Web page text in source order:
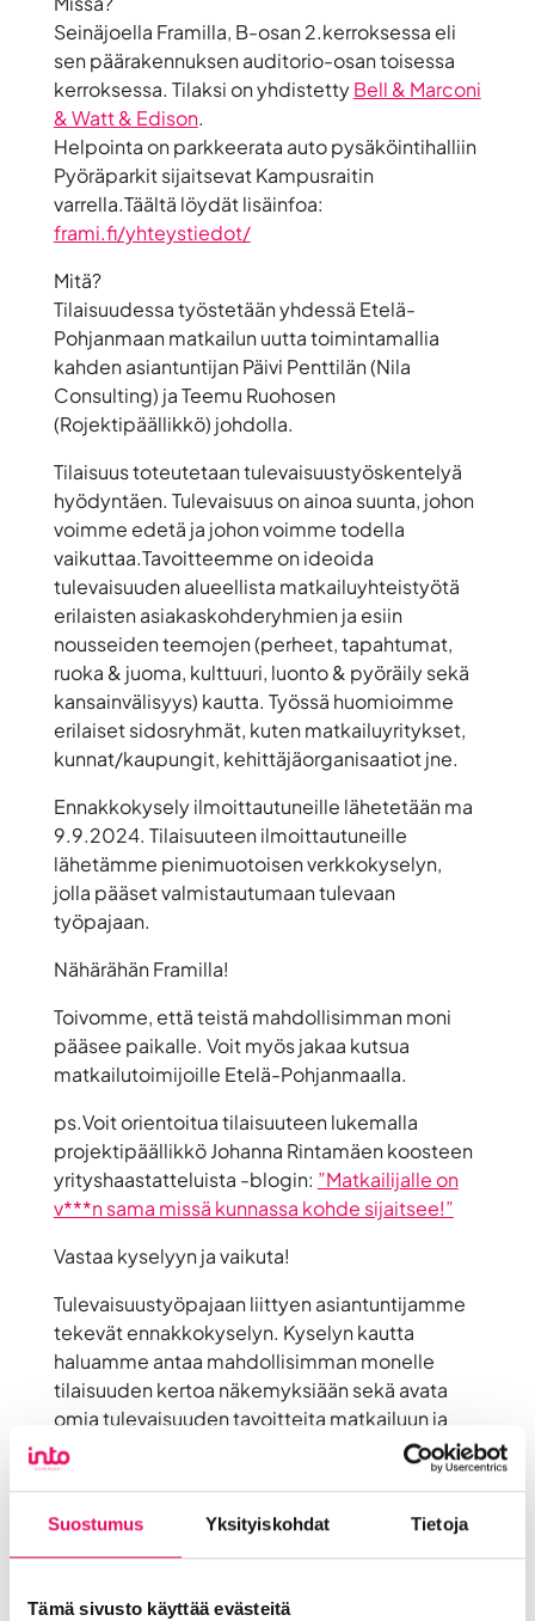
Suostumus Yksityiskohdat Tietoja
Tämä sivusto käyttää evästeitä
Seinäjoella Framilla, B-osan 2.kerroksessa eli
sen päärakennuksen auditorio-osan toisessa
kerroksessa. Tilaksi on yhdistettyBell & Marconi
& Watt & Edison.
Helpointa on parkkeerata auto pysäköintihalliin
Pyöräparkit sijaitsevat Kampusraitin
varrella.Täältä löydät lisäinfoa:
frami.fi/yhteystiedot/
Mitä?
Tilaisuudessa työstetään yhdessä Etelä-
Pohjanmaan matkailun uutta toimintamallia
kahden asiantuntijanPäivi Penttilän (Nila
Consulting) jaTeemu Ruohosen
(Rojektipäällikkö) johdolla.
Tilaisuus toteutetaantulevaisuustyöskentelyä
hyödyntäen. Tulevaisuus on ainoa suunta, johon
voimme edetä ja johon voimme todella
vaikuttaa.Tavoitteemme on ideoida
tulevaisuuden alueellista matkailuyhteistyötä
erilaisten asiakaskohderyhmien ja esiin
nousseiden teemojen (perheet, tapahtumat,
ruoka & juoma, kulttuuri, luonto & pyöräily sekä
kansainvälisyys) kautta. Työssä huomioimme
erilaiset sidosryhmät, kuten matkailuyritykset,
kunnat/kaupungit, kehittäjäorganisaatiot jne.
Ennakkokysely ilmoittautuneille lähetetään ma
9.9.2024. Tilaisuuteen ilmoittautuneille
lähetämme pienimuotoisen verkkokyselyn,
jolla pääset valmistautumaan tulevaan
työpajaan.
Nähärähän Framilla!
Toivomme, että teistä mahdollisimman moni
pääsee paikalle. Voit myös jakaa kutsua
matkailutoimijoille Etelä-Pohjanmaalla.
ps.Voit orientoitua tilaisuuteen lukemalla
projektipäällikkö Johanna Rintamäen koosteen
yrityshaastatteluista -blogin: ”Matkailijalle on
v***n sama missä kunnassa kohde sijaitsee!”
Vastaa kyselyyn ja vaikuta!
Tulevaisuustyöpajaan liittyen asiantuntijamme
tekevät ennakkokyselyn. Kyselyn kautta
haluamme antaa mahdollisimman monelle
tilaisuuden kertoa näkemyksiään sekä avata
omia tulevaisuuden tavoitteita matkailuun ja
omaan liiketoimintaan liittyen.Vastaajiksi
toivomme laajasti alueemme yritysten ja
kehittäjiä ja asiantuntijoita. Toivomme vastausta
Sinultape 13.9. mennessä. Vastaaminen kestää